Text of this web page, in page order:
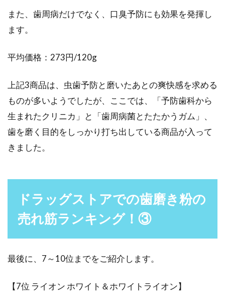
また、歯周病だけでなく、口臭予防にも効果を発揮し
ます。
平均価格：273円/120g
上記3商品は、虫歯予防と磨いたあとの爽快感を求める
ものが多いようでしたが、ここでは、「予防歯科から
生まれたクリニカ」と「歯周病菌とたたかうガム」、
歯を磨く目的をしっかり打ち出している商品が入って
きました。
ドラッグストアでの歯磨き粉の
売れ筋ランキング！③
最後に、7～10位までをご紹介します。
【7位 ライオン ホワイト＆ホワイトライオン】